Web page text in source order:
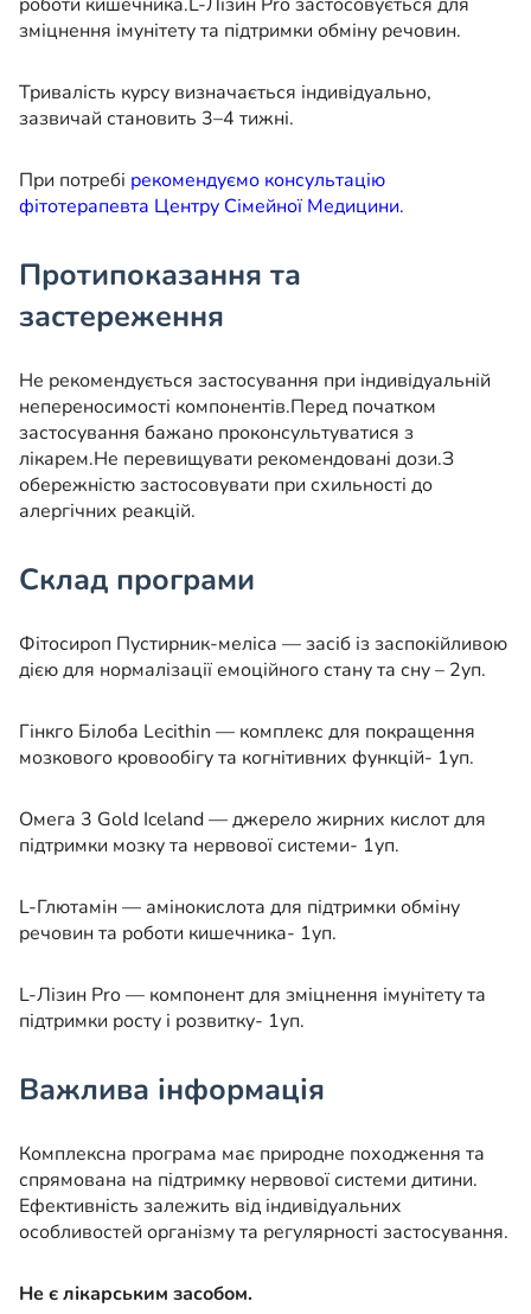
зміцнення імунітету та підтримки обміну речовин.
Тривалість курсу визначається індивідуально,
зазвичай становить 3–4 тижні.
При потребі рекомендуємо консультацію
фітотерапевта Центру Сімейної Медицини.
Протипоказання та
застереження
Не рекомендується застосування при індивідуальній
непереносимості компонентів.Перед початком
застосування бажано проконсультуватися з
лікарем.Не перевищувати рекомендовані дози.З
обережністю застосовувати при схильності до
алергічних реакцій.
Склад програми
Фітосироп Пустирник-меліса — засіб із заспокійливою
дією для нормалізації емоційного стану та сну – 2уп.
Гінкго Білоба Lecithin — комплекс для покращення
мозкового кровообігу та когнітивних функцій- 1уп.
Омега 3 Gold Iceland — джерело жирних кислот для
підтримки мозку та нервової системи- 1уп.
L-Глютамін — амінокислота для підтримки обміну
речовин та роботи кишечника- 1уп.
L-Лізин Pro — компонент для зміцнення імунітету та
підтримки росту і розвитку- 1уп.
Важлива інформація
Комплексна програма має природне походження та
спрямована на підтримку нервової системи дитини.
Ефективність залежить від індивідуальних
особливостей організму та регулярності застосування.
Не є лікарським засобом.